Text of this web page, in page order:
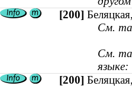
[200]
См.
См.
языке:
[200]